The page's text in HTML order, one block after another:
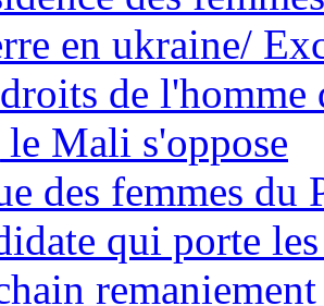
en ukraine/
de
Mali s'oppose
des femmes du
qui porte